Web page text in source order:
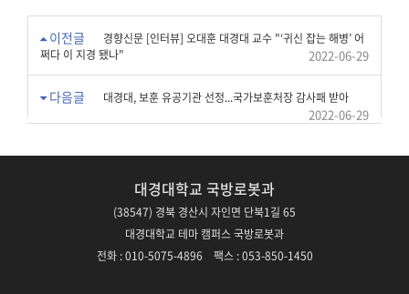
이전글
경향신문 [인터뷰] 오대훈 대경대 교수 "‘귀신 잡는 해병’ 어
쩌다 이 지경 됐나"
2022-06-29
다음글 대경대, 보훈 유공기관 선정...국가보훈처장 감사패 받아
2022-06-29
대경대학교 국방로봇과
(38547) 경북 경산시 자인면 단북1길 65
대경대학교 테마 캠퍼스 국방로봇과
전화 : 010-5075-4896 팩스 : 053-850-1450